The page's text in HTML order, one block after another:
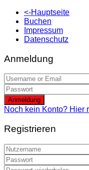
<-Hauptseite
Buchen
Impressum
Datenschutz
Anmeldung
Anmeldung
Noch kein Konto? Hier
Registrieren